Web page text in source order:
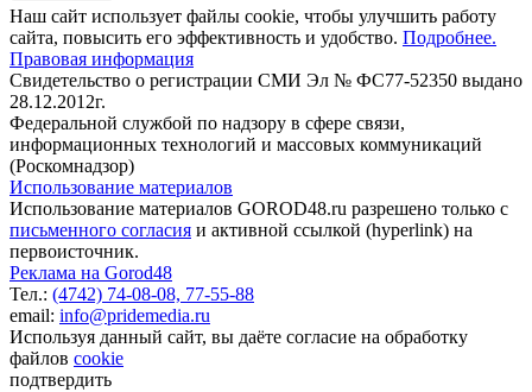
Наш сайт использует файлы cookie, чтобы улучшить работу
сайта, повысить его эффективность и удобство. Подробнее.
Правовая информация
Свидетельство о регистрации СМИ Эл № ФС77-52350 выдано
28.12.2012г.
Федеральной службой по надзору в сфере связи,
информационных технологий и массовых коммуникаций
(Роскомнадзор)
Использование материалов
Использование материалов GOROD48.ru разрешено только с
письменного согласия и активной ссылкой (hyperlink) на
первоисточник.
Реклама на Gorod48
Тел.: (4742) 74-08-08, 77-55-88
email: info@pridemedia.ru
Используя данный сайт, вы даёте согласие на обработку
файлов cookie
подтвердить